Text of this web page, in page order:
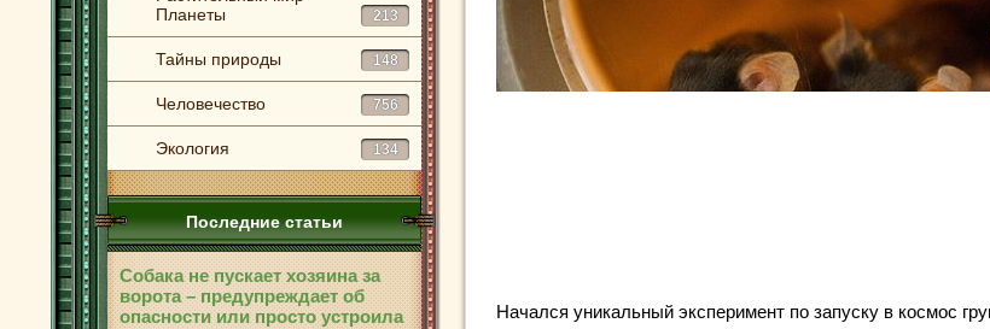
Планеты
213
Тайны природы 148
Человечество 756
Экология 134
Последние статьи
Собака не пускает хозяина за
ворота – предупреждает об
опасности или просто устроила
Начался уникальный эксперимент по запуску в космос